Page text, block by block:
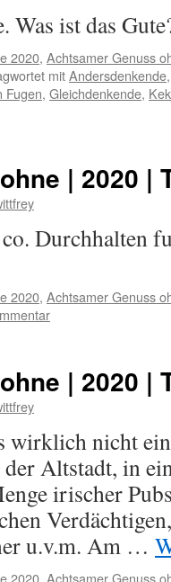
Was ist das
2020, Achtsamer Genuss
mitAndersdenkende
Fugen, Gleichdenkende,
| 2020 |
Durchhalten
2020, Achtsamer Genuss
| 2020 |
wirklich nicht
Altstadt, in
irischer
u.v.m. Am …
2020, Achtsamer Genuss